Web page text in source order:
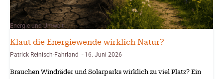
Energie und Umwelt
Klaut die Energiewende wirklich Natur?
Patrick Reinisch-Fahrland - 16. Juni 2026
Brauchen Windräder und Solarparks wirklich zu viel Platz? Ein